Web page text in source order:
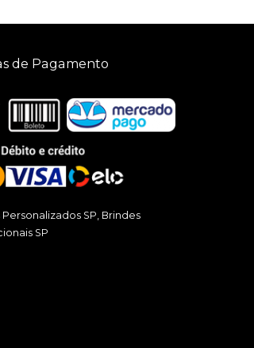
de Pagamento
SP, Brindes
SP